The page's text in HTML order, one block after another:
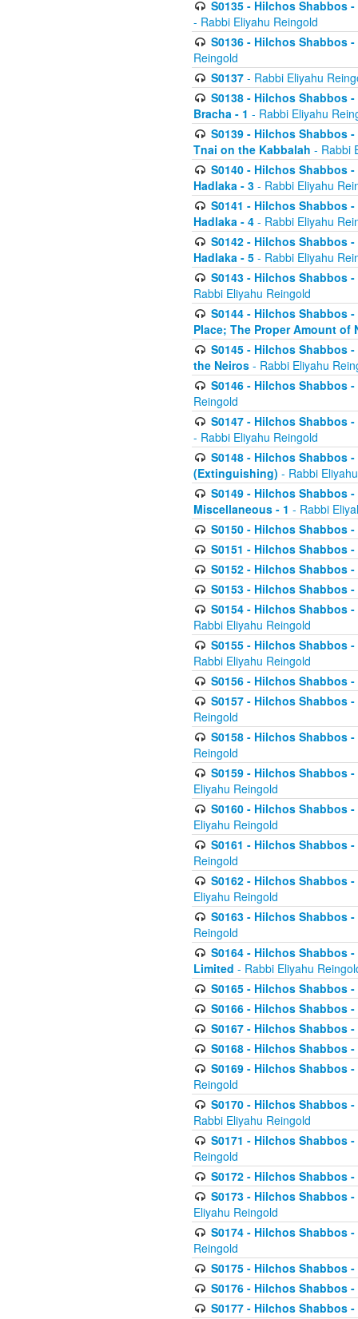
S0135 - Hilchos Shabbos
- Rabbi Eliyahu Reingold
S0136 - Hilchos Shabbos
Reingold
S0137- Rabbi Eliyahu
S0138 - Hilchos Shabbos
Bracha - 1 - Rabbi Eliyahu
S0139 - Hilchos Shabbos
Tnai on the Kabbalah - Rabbi
S0140 - Hilchos Shabbos
Hadlaka - 3 - Rabbi Eliyahu
S0141 - Hilchos Shabbos
Hadlaka - 4 - Rabbi Eliyahu
S0142 - Hilchos Shabbos
Hadlaka - 5 - Rabbi Eliyahu
S0143 - Hilchos Shabbos
Rabbi Eliyahu Reingold
S0144 - Hilchos Shabbos
Place; The Proper Amount of
S0145 - Hilchos Shabbos
the Neiros - Rabbi Eliyahu
S0146 - Hilchos Shabbos
Reingold
S0147 - Hilchos Shabbos
- Rabbi Eliyahu Reingold
S0148 - Hilchos Shabbos
(Extinguishing) - Rabbi
S0149 - Hilchos Shabbos
Miscellaneous - 1 - Rabbi
S0150 - Hilchos Shabbos
S0151 - Hilchos Shabbos
S0152 - Hilchos Shabbos
S0153 - Hilchos Shabbos
S0154 - Hilchos Shabbos
Rabbi Eliyahu Reingold
S0155 - Hilchos Shabbos
Rabbi Eliyahu Reingold
S0156 - Hilchos Shabbos
S0157 - Hilchos Shabbos
Reingold
S0158 - Hilchos Shabbos
Reingold
S0159 - Hilchos Shabbos
Eliyahu Reingold
S0160 - Hilchos Shabbos
Eliyahu Reingold
S0161 - Hilchos Shabbos
Reingold
S0162 - Hilchos Shabbos
Eliyahu Reingold
S0163 - Hilchos Shabbos
Reingold
S0164 - Hilchos Shabbos
Limited - Rabbi Eliyahu
S0165 - Hilchos Shabbos
S0166 - Hilchos Shabbos
S0167 - Hilchos Shabbos
S0168 - Hilchos Shabbos
S0169 - Hilchos Shabbos
Reingold
S0170 - Hilchos Shabbos
Rabbi Eliyahu Reingold
S0171 - Hilchos Shabbos
Reingold
S0172 - Hilchos Shabbos
S0173 - Hilchos Shabbos
Eliyahu Reingold
S0174 - Hilchos Shabbos
Reingold
S0175 - Hilchos Shabbos
S0176 - Hilchos Shabbos
S0177 - Hilchos Shabbos